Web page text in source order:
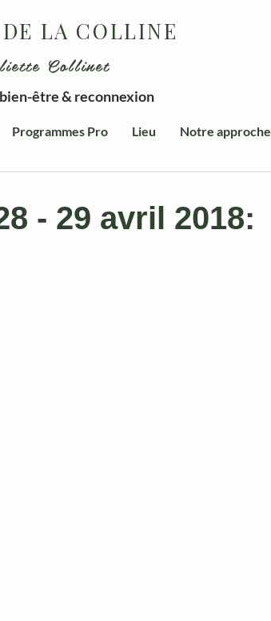
LA COLLINE
Collinet
être & reconnexion
Programmes Pro Lieu Notre
- 29 avril 2018: